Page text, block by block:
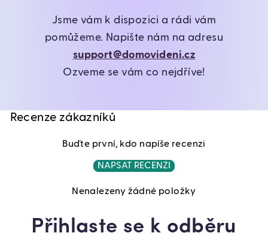
Jsme vám k dispozici a rádi vám
pomůžeme. Napište nám na adresu
support@domovideni.cz
Ozveme se vám co nejdříve!
Recenze zákazníků
Buďte první, kdo napíše recenzi
NAPSAT RECENZI
Nenalezeny žádné položky
Přihlaste se k odběru